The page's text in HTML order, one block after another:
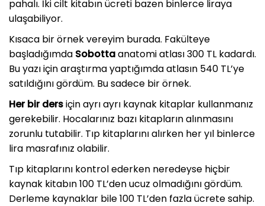
pahalı. İki cilt kitabın ücreti bazen binlerce liraya
ulaşabiliyor.
Kısaca bir örnek vereyim burada. Fakülteye
başladığımda Sobottaanatomi atlası 300 TL kadardı.
Bu yazı için araştırma yaptığımda atlasın 540 TL’ye
satıldığını gördüm. Bu sadece bir örnek.
Her bir dersiçin ayrı ayrı kaynak kitaplar kullanmanız
gerekebilir. Hocalarınız bazı kitapların alınmasını
zorunlu tutabilir. Tıp kitaplarını alırken her yıl binlerce
lira masrafınız olabilir.
Tıp kitaplarını kontrol ederken neredeyse hiçbir
kaynak kitabın 100 TL’den ucuz olmadığını gördüm.
Derleme kaynaklar bile 100 TL’den fazla ücrete sahip.